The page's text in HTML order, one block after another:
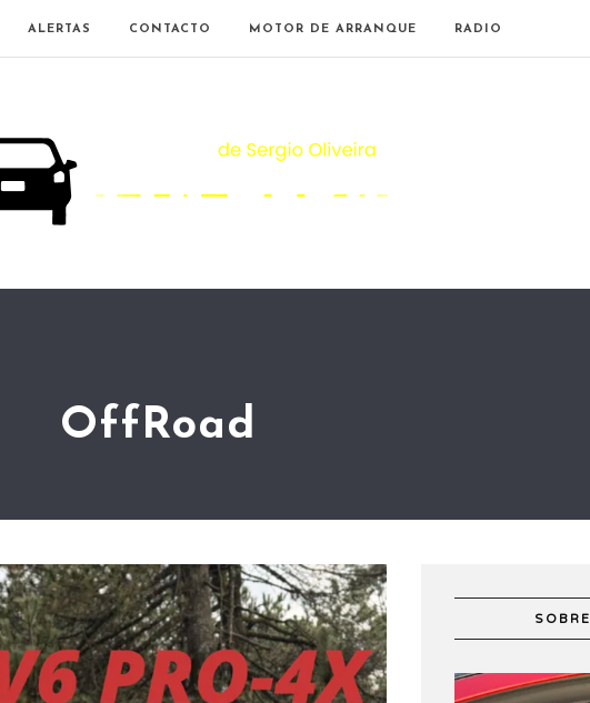
ALERTAS CONTACTO MOTOR DE ARRANQUE RADIO
OffRoad